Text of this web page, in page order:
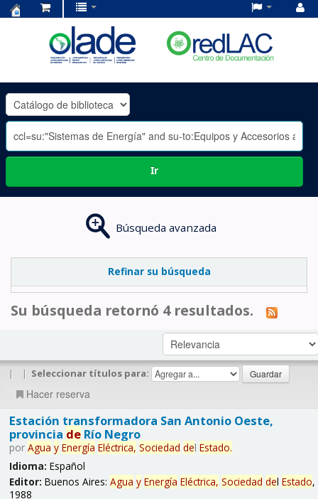
OLADE
-
Ir
Búsqueda avanzada
Refinar su búsqueda
Su búsqueda retornó 4 resultados.
| | Seleccionar títulos para:
Hacer reserva
Estación transformadora San Antonio Oeste,
provincia deRío Negro
por Agua y Energía Eléctrica, Sociedad del Estado.
Idioma: Español
Editor: Buenos Aires: Agua y Energía Eléctrica, Sociedad del Estado,
1988